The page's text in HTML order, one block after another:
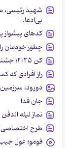
شهید رئیسی،
بی‌ادعا.
کدهای
چطور خودمان را از نظر
کن ۲۰۲۵؛ جشنواره‌ای علیه خانواده
راز افرادی که
دورود،
جان فدا
نماز لیله
طرح اختصاصی
فومو؛ غول